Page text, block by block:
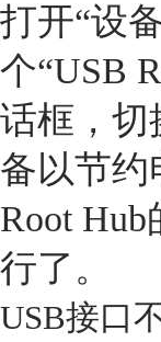
打开“设
个“USB
话框，切
备以节约
Root
行了。
USB接口